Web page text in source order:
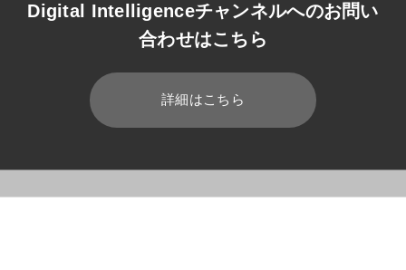
Digital Intelligenceチャンネルへのお問い
合わせはこちら
詳細はこちら